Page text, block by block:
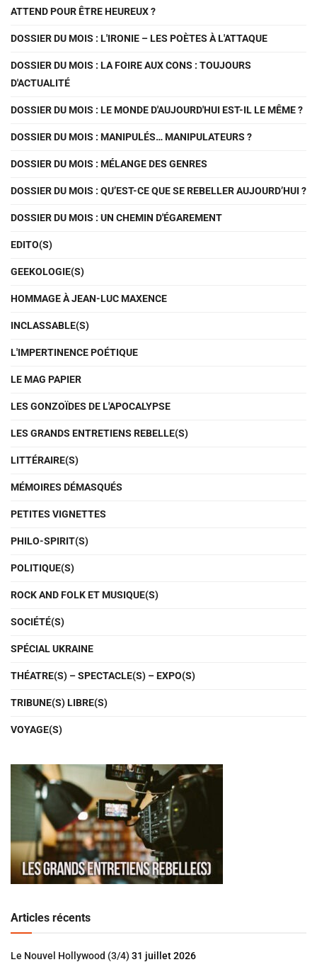
ATTEND POUR ÊTRE HEUREUX ?
DOSSIER DU MOIS : L'IRONIE – LES POÈTES À L'ATTAQUE
DOSSIER DU MOIS : LA FOIRE AUX CONS : TOUJOURS
D'ACTUALITÉ
DOSSIER DU MOIS : LE MONDE D'AUJOURD'HUI EST-IL LE MÊME ?
DOSSIER DU MOIS : MANIPULÉS… MANIPULATEURS ?
DOSSIER DU MOIS : MÉLANGE DES GENRES
DOSSIER DU MOIS : QU’EST-CE QUE SE REBELLER AUJOURD’HUI ?
DOSSIER DU MOIS : UN CHEMIN D'ÉGAREMENT
EDITO(S)
GEEKOLOGIE(S)
HOMMAGE À JEAN-LUC MAXENCE
INCLASSABLE(S)
L'IMPERTINENCE POÉTIQUE
LE MAG PAPIER
LES GONZOÏDES DE L'APOCALYPSE
LES GRANDS ENTRETIENS REBELLE(S)
LITTÉRAIRE(S)
MÉMOIRES DÉMASQUÉS
PETITES VIGNETTES
PHILO-SPIRIT(S)
POLITIQUE(S)
ROCK AND FOLK ET MUSIQUE(S)
SOCIÉTÉ(S)
SPÉCIAL UKRAINE
THÉATRE(S) – SPECTACLE(S) – EXPO(S)
TRIBUNE(S) LIBRE(S)
VOYAGE(S)
Articles récents
Le Nouvel Hollywood (3/4) 31 juillet 2026